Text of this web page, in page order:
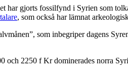
har gjorts fossilfynd i Syrien som
, som också har lämnat
som inbegriper dagens
och 2250 f Kr dominerades norra